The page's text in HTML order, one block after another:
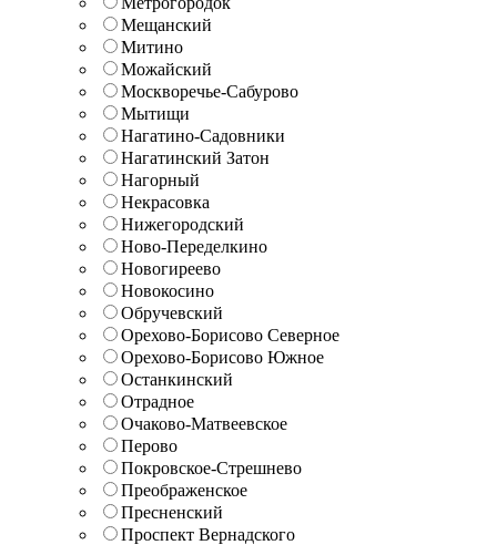
Мещанский
Митино
Можайский
Москворечье-Сабурово
Мытищи
Нагатино-Садовники
Нагатинский Затон
Нагорный
Некрасовка
Нижегородский
Ново-Переделкино
Новогиреево
Новокосино
Обручевский
Орехово-Борисово Северное
Орехово-Борисово Южное
Останкинский
Отрадное
Очаково-Матвеевское
Перово
Покровское-Стрешнево
Преображенское
Пресненский
Проспект Вернадского